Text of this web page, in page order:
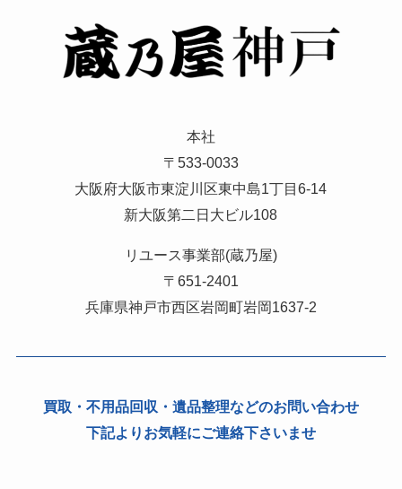
本社
〒533-0033
大阪府大阪市東淀川区東中島1丁目6-14
新大阪第二日大ビル108
リユース事業部(蔵乃屋)
〒651-2401
兵庫県神戸市西区岩岡町岩岡1637-2
買取・不用品回収・遺品整理などのお問い合わせ
下記よりお気軽にご連絡下さいませ